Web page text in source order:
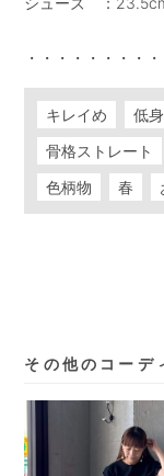
キレイめ 低
骨格ストレート
色柄物
春
その他のコーデ